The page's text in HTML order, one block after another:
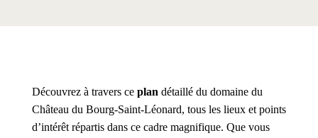
Découvrez à travers ce plan détaillé du domaine du
Château du Bourg-Saint-Léonard, tous les lieux et points
d’intérêt répartis dans ce cadre magnifique. Que vous